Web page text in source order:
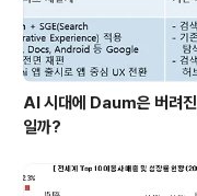
AI 시대에 Daum은 버려
일까?